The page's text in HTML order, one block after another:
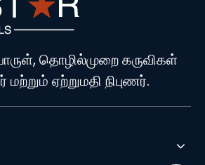
தொழில்முறை கருவிகள்
மற்றும் ஏற்றுமதி நிபுணர்.